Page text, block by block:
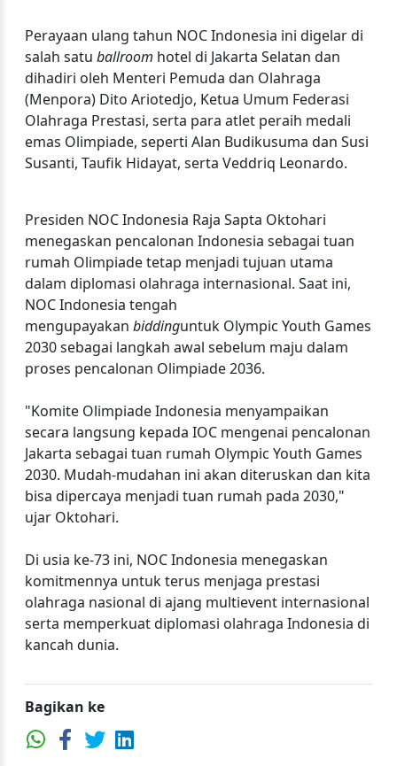
Perayaan ulang tahun NOC Indonesia ini digelar di
salah satu ballroom hotel di Jakarta Selatan dan
dihadiri oleh Menteri Pemuda dan Olahraga
(Menpora) Dito Ariotedjo, Ketua Umum Federasi
Olahraga Prestasi, serta para atlet peraih medali
emas Olimpiade, seperti Alan Budikusuma dan Susi
Susanti, Taufik Hidayat, serta Veddriq Leonardo.
Presiden NOC Indonesia Raja Sapta Oktohari
menegaskan pencalonan Indonesia sebagai tuan
rumah Olimpiade tetap menjadi tujuan utama
dalam diplomasi olahraga internasional. Saat ini,
NOC Indonesia tengah
mengupayakan biddinguntuk Olympic Youth Games
2030 sebagai langkah awal sebelum maju dalam
proses pencalonan Olimpiade 2036.
"Komite Olimpiade Indonesia menyampaikan
secara langsung kepada IOC mengenai pencalonan
Jakarta sebagai tuan rumah Olympic Youth Games
2030. Mudah-mudahan ini akan diteruskan dan kita
bisa dipercaya menjadi tuan rumah pada 2030,"
ujar Oktohari.
Di usia ke-73 ini, NOC Indonesia menegaskan
komitmennya untuk terus menjaga prestasi
olahraga nasional di ajang multievent internasional
serta memperkuat diplomasi olahraga Indonesia di
kancah dunia.
Bagikan ke